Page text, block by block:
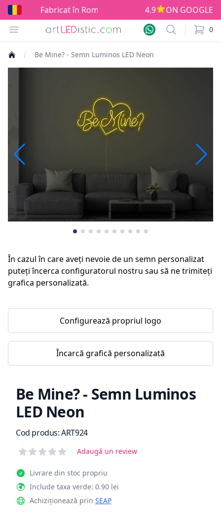
Fabricat în România! 4.9
ON GOOGLE
Open menu
Search 0
items
Be Mine? - Semn Luminos LED Neon
În cazul în care aveți nevoie de un semn personalizat
puteți încerca configuratorul nostru sau să ne trimiteți
grafica personalizată.
Configurează propriul logo
Încarcă grafică personalizată
Be Mine? - Semn Luminos
LED Neon
Informații de produs
Cod produs:ART924
Reviews
· Adaugă un review
Livrare din stoc propriu
Include taxa verde: 0.90 lei
Achiziționează prin SEAP